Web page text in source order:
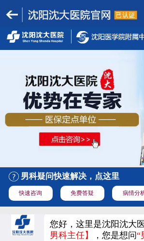
男科疑问快速解决，点这里
快速咨询 免费答疑 病情分
您好，这里是沈阳沈大
男科主任】
，您是想问“